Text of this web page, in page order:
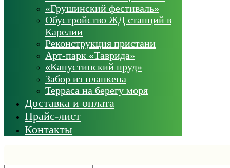
«Грушинский фестиваль»
Обустройство ЖД станций в
Карелии
Реконструкция пристани
Арт-парк «Таврида»
«Капустинский пруд»
Забор из планкена
Терраса на берегу моря
Доставка и оплата
Прайс-лист
Контакты